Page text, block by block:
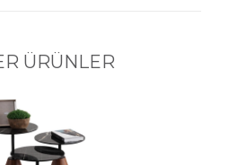
ÜRÜNLER